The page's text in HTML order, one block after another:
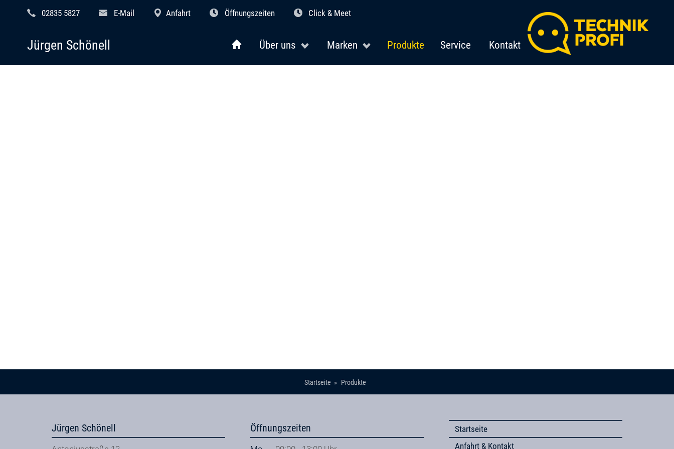
02835 5827 E-Mail Anfahrt Öffnungszeiten Click & Meet
Über uns Marken Produkte Service Kontakt
Jürgen Schönell
Startseite Produkte
Jürgen Schönell Öffnungszeiten
Startseite
Anfahrt & Kontakt